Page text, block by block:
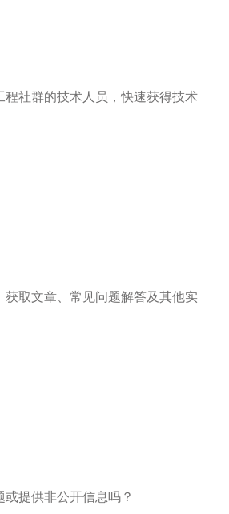
程社群的技术人员，快速获得技术
取文章、常见问题解答及其他实
提供非公开信息吗？